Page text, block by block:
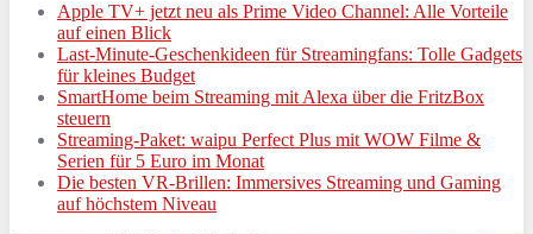
Apple TV+ jetzt neu als Prime Video Channel: Alle Vorteile
auf einen Blick
Last-Minute-Geschenkideen für Streamingfans: Tolle Gadgets
für kleines Budget
SmartHome beim Streaming mit Alexa über die FritzBox
steuern
Streaming-Paket: waipu Perfect Plus mit WOW Filme &
Serien für 5 Euro im Monat
Die besten VR-Brillen: Immersives Streaming und Gaming
auf höchstem Niveau